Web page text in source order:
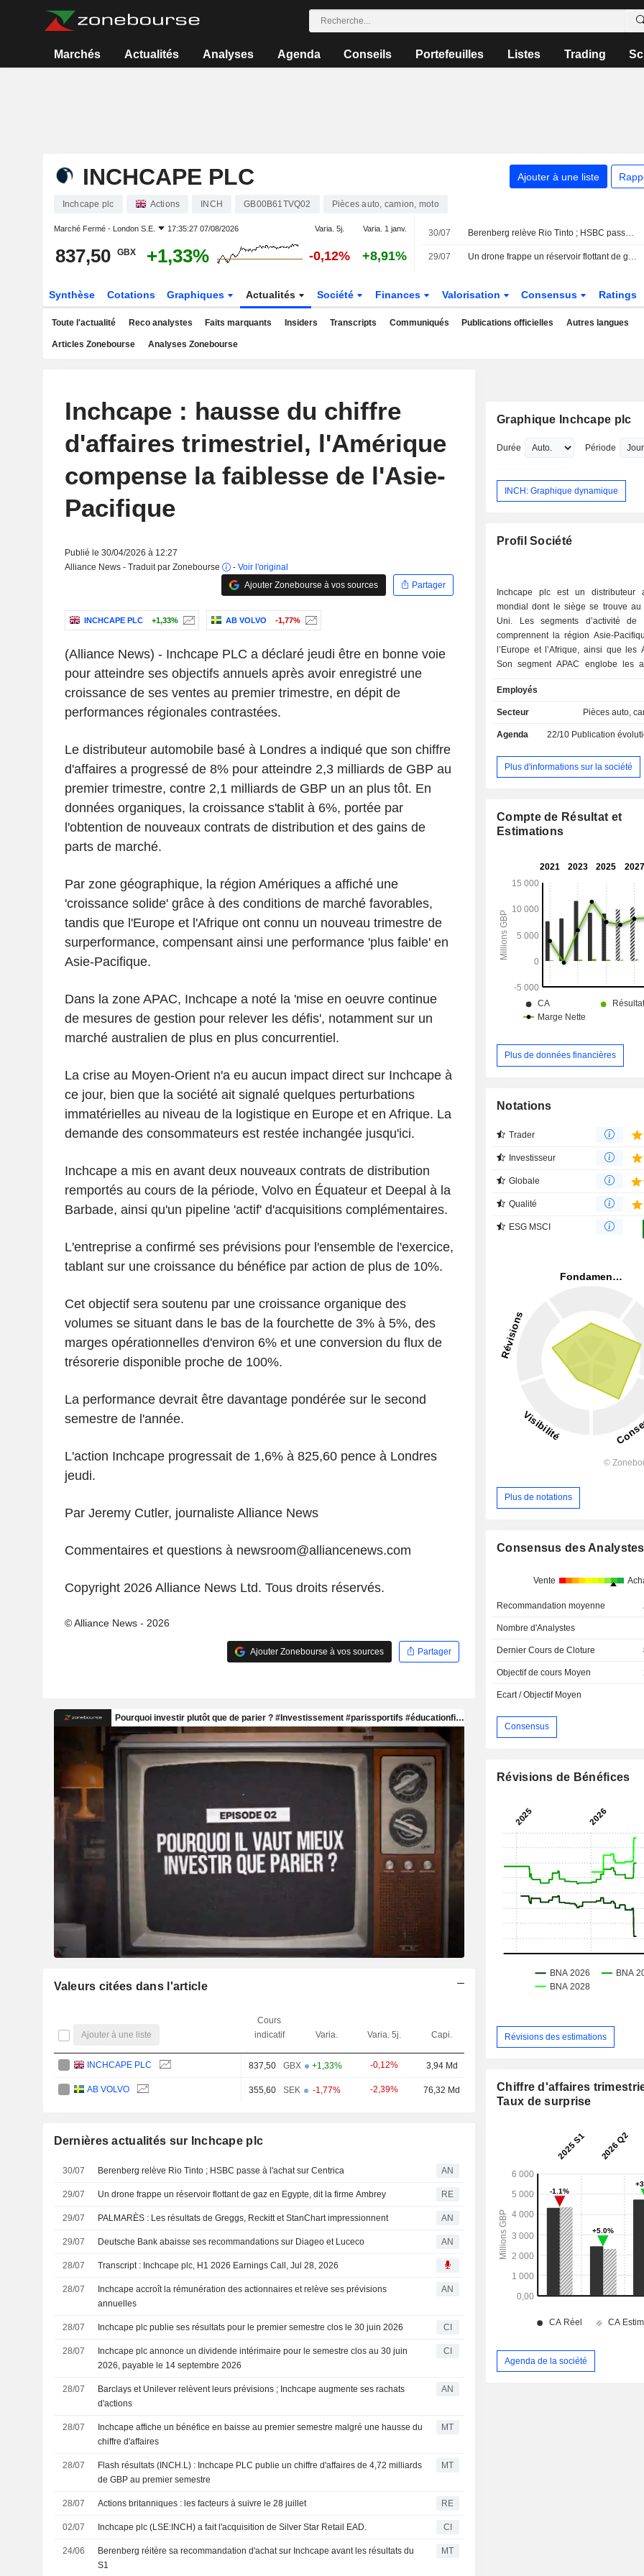
Marchés Actualités Analyses Agenda Conseils Portefeuilles Listes Trading
INCHCAPE PLC Ajouter à une liste
Inchcape plc Actions INCH GB00B61TVQ02 Pièces auto, camion, moto
Marché Fermé - London S.E. 17:35:27 07/08/2026 Varia. 5j. Varia. 1 janv.
837,50 GBX +1,33% -0,12% +8,91%
30/07 Berenberg relève Rio Tinto ; HSBC passe à l'achat sur Centrica
29/07 Un drone frappe un réservoir flottant de gaz en Egypte, dit la firme Ambrey
Synthèse Cotations Graphiques Actualités Société Finances Valorisation Consensus Ratings
Toute l'actualité Reco analystes Faits marquants Insiders Transcripts Communiqués Publications officielles Autres langues
Articles Zonebourse Analyses Zonebourse
Inchcape : hausse du chiffre
d'affaires trimestriel, l'Amérique
compense la faiblesse de l'Asie-
Pacifique
Publié le 30/04/2026 à 12:27
Alliance News - Traduit par Zonebourse
- Voir l'original
Ajouter Zonebourse à vos sources
Partager
INCHCAPE PLC +1,33% AB VOLVO -1,77%
(Alliance News) - Inchcape PLC a déclaré jeudi être en bonne voie
pour atteindre ses objectifs annuels après avoir enregistré une
croissance de ses ventes au premier trimestre, en dépit de
performances régionales contrastées.
Le distributeur automobile basé à Londres a indiqué que son chiffre
d'affaires a progressé de 8% pour atteindre 2,3 milliards de GBP au
premier trimestre, contre 2,1 milliards de GBP un an plus tôt. En
données organiques, la croissance s'tablit à 6%, portée par
l'obtention de nouveaux contrats de distribution et des gains de
parts de marché.
Par zone géographique, la région Amériques a affiché une
'croissance solide' grâce à des conditions de marché favorables,
tandis que l'Europe et l'Afrique ont connu un nouveau trimestre de
surperformance, compensant ainsi une performance 'plus faible' en
Asie-Pacifique.
Dans la zone APAC, Inchcape a noté la 'mise en oeuvre continue
de mesures de gestion pour relever les défis', notamment sur un
marché australien de plus en plus concurrentiel.
La crise au Moyen-Orient n'a eu aucun impact direct sur Inchcape à
ce jour, bien que la société ait signalé quelques perturbations
immatérielles au niveau de la logistique en Europe et en Afrique. La
demande des consommateurs est restée inchangée jusqu'ici.
Inchcape a mis en avant deux nouveaux contrats de distribution
remportés au cours de la période, Volvo en Équateur et Deepal à la
Barbade, ainsi qu'un pipeline 'actif' d'acquisitions complémentaires.
L'entreprise a confirmé ses prévisions pour l'ensemble de l'exercice,
tablant sur une croissance du bénéfice par action de plus de 10%.
Cet objectif sera soutenu par une croissance organique des
volumes se situant dans le bas de la fourchette de 3% à 5%, des
marges opérationnelles d'environ 6% et une conversion du flux de
trésorerie disponible proche de 100%.
La performance devrait être davantage pondérée sur le second
semestre de l'année.
L'action Inchcape progressait de 1,6% à 825,60 pence à Londres
jeudi.
Par Jeremy Cutler, journaliste Alliance News
Commentaires et questions à newsroom@alliancenews.com
Copyright 2026 Alliance News Ltd. Tous droits réservés.
© Alliance News - 2026
Ajouter Zonebourse à vos sources Partager
Valeurs citées dans l'article
Ajouter à une liste
Cours
indicatif
Varia. Varia. 5j. Capi.
INCHCAPE PLC 837,50 GBX +1,33% -0,12% 3,94 Md
AB VOLVO 355,60 SEK -1,77% -2,39% 76,32 Md
Dernières actualités sur Inchcape plc
30/07 Berenberg relève Rio Tinto ; HSBC passe à l'achat sur Centrica AN
29/07 Un drone frappe un réservoir flottant de gaz en Egypte, dit la firme Ambrey RE
29/07 PALMARÈS : Les résultats de Greggs, Reckitt et StanChart impressionnent AN
29/07 Deutsche Bank abaisse ses recommandations sur Diageo et Luceco AN
28/07 Transcript : Inchcape plc, H1 2026 Earnings Call, Jul 28, 2026
28/07
Inchcape accroît la rémunération des actionnaires et relève ses prévisions
annuelles
AN
28/07 Inchcape plc publie ses résultats pour le premier semestre clos le 30 juin 2026 CI
28/07
Inchcape plc annonce un dividende intérimaire pour le semestre clos au 30 juin
2026, payable le 14 septembre 2026
CI
28/07
Barclays et Unilever relèvent leurs prévisions ; Inchcape augmente ses rachats
d'actions
AN
28/07
Inchcape affiche un bénéfice en baisse au premier semestre malgré une hausse du
chiffre d'affaires
MT
28/07
Flash résultats (INCH.L) : Inchcape PLC publie un chiffre d'affaires de 4,72 milliards
de GBP au premier semestre
MT
28/07 Actions britanniques : les facteurs à suivre le 28 juillet RE
02/07 Inchcape plc (LSE:INCH) a fait l'acquisition de Silver Star Retail EAD. CI
24/06
Berenberg réitère sa recommandation d'achat sur Inchcape avant les résultats du
S1
MT
Graphique Inchcape plc
Durée Période
INCH: Graphique dynamique
Profil Société
Inchcape plc est un distributeur
mondial dont le siège se trouve au
Uni. Les segments d’activité de
comprennent la région Asie-
l’Europe et l’Afrique, ainsi que les
Son segment APAC englobe les
de véhicules neufs et de pièces
segment Europe, Afrique et
d’occasion, ainsi que des services
distributeur exclusif, parallèlement
après-vente associées, notamment
le distributeur des véhicules
Mercedes-Benz ainsi que des
de la société figurent Inchcape
SMLB Pty Limited, Inchcape
Bravo Auto Sdn Bhd, Trivett Pty
Motors Ltd, Nova Motors Ltd,
Business Services APAC, Inc,
Rico, Inc, et d’autres.
Employés
Secteur Pièces auto,
Agenda 22/10 Publication évolution de
Plus d'informations sur la société
Compte de Résultat et
Estimations
Plus de données financières
Notations
Trader
Investisseur
Globale
Qualité
ESG MSCI
Plus de notations
Consensus des Analystes
Vente
Recommandation moyenne
Nombre d'Analystes
Dernier Cours de Cloture
Objectif de cours Moyen
Ecart / Objectif Moyen
Consensus
Révisions de Bénéfices
Révisions des estimations
Chiffre d'affaires
Taux de surprise
Agenda de la société